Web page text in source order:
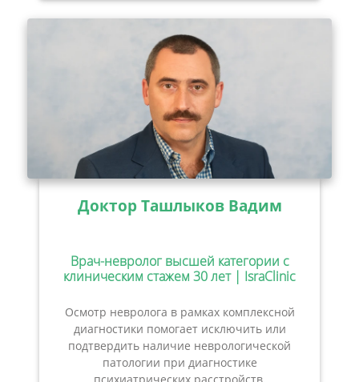
Доктор Ташлыков Вадим
Врач-невролог высшей категории с
клиническим стажем 30 лет | IsraClinic
Осмотр невролога в рамках комплексной
диагностики помогает исключить или
подтвердить наличие неврологической
патологии при диагностике